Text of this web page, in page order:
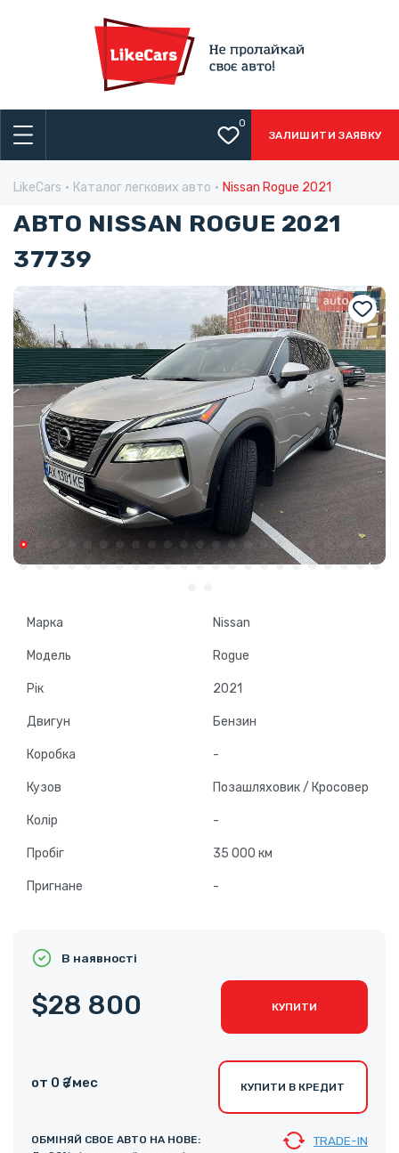
0
ЗАЛИШИТИ ЗАЯВКУ
LikeCars Каталог легкових авто Nissan Rogue 2021
АВТО NISSAN ROGUE 2021
37739
Марка Nissan
Модель Rogue
Рік 2021
Двигун Бензин
Коробка -
Кузов Позашляховик / Кросовер
Колір -
Пробіг 35 000 км
Пригнане -
В наявності
$28 800 КУПИТИ
от 0 ₴ /мес КУПИТИ В КРЕДИТ
ОБМІНЯЙ СВОЕ АВТО НА НОВЕ:
TRADE-IN